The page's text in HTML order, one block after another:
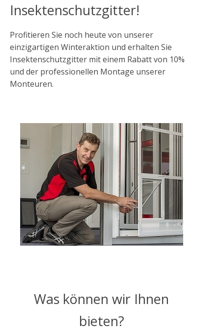
Insektenschutzgitter!
Profitieren Sie noch heute von unserer
einzigartigen Winteraktion und erhalten Sie
Insektenschutzgitter mit einem Rabatt von 10%
und der professionellen Montage unserer
Monteuren.
Was können wir Ihnen
bieten?